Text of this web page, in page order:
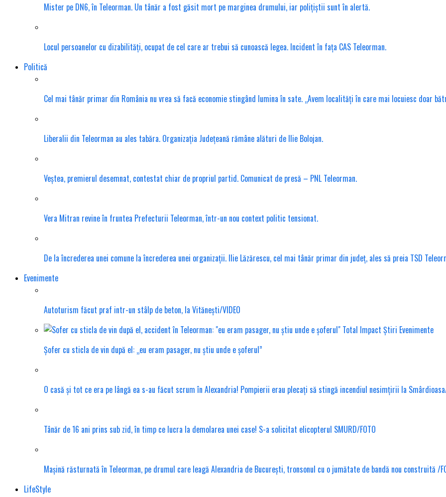
Mister pe DN6, în Teleorman. Un tânăr a fost găsit mort pe marginea drumului, iar polițiștii sunt în alertă.
Locul persoanelor cu dizabilități, ocupat de cel care ar trebui să cunoască legea. Incident în fața CAS Teleorman.
Politică
Cel mai tânăr primar din România nu vrea să facă economie stingând lumina în sate. „Avem localități în care mai locuiesc doar
Liberalii din Teleorman au ales tabăra. Organizația Județeană rămâne alături de Ilie Bolojan.
Veștea, premierul desemnat, contestat chiar de propriul partid. Comunicat de presă – PNL Teleorman.
Vera Mitran revine în fruntea Prefecturii Teleorman, într-un nou context politic tensionat.
De la încrederea unei comune la încrederea unei organizații. Ilie Lăzărescu, cel mai tânăr primar din județ, ales să preia TSD
Evenimente
Autoturism făcut praf intr-un stâlp de beton, la Vitănești/VIDEO
Șofer cu sticla de vin după el: „eu eram pasager, nu știu unde e șoferul”
O casă și tot ce era pe lângă ea s-au făcut scrum în Alexandria! Pompierii erau plecați să stingă incendiul nesimțirii la
Tânăr de 16 ani prins sub zid, în timp ce lucra la demolarea unei case! S-a solicitat elicopterul SMURD/FOTO
Mașină răsturnată în Teleorman, pe drumul care leagă Alexandria de București, tronsonul cu o jumătate de bandă nou construită /
LifeStyle